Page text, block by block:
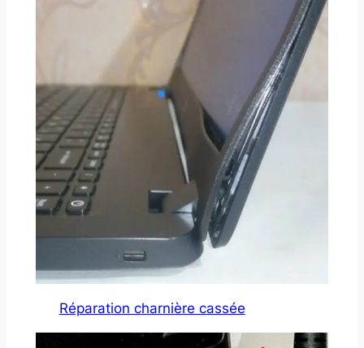
Réparation charnière cassée